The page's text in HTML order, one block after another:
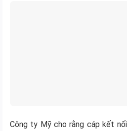
Công ty Mỹ cho rằng cáp kết